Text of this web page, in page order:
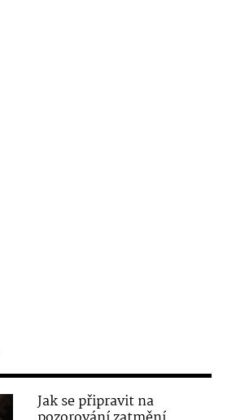
Jak se připravit na